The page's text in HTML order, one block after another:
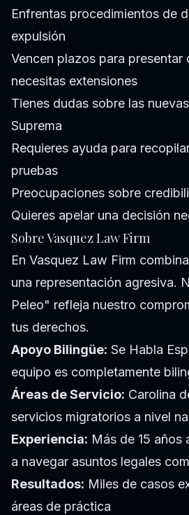
Enfrentas procedimientos de
expulsión
Vencen plazos para presentar
necesitas extensiones
Tienes dudas sobre las
Suprema
Requieres ayuda para
pruebas
Preocupaciones sobre
Quieres apelar una decisión
Sobre Vasquez Law Firm
En Vasquez Law Firm
una representación agresiva.
Peleo" refleja nuestro
tus derechos.
Apoyo Bilingüe: Se Habla
equipo es completamente
Áreas de Servicio: Carolina
servicios migratorios a nivel
Experiencia: Más de 15 años
a navegar asuntos legales
Resultados: Miles de casos
áreas de práctica